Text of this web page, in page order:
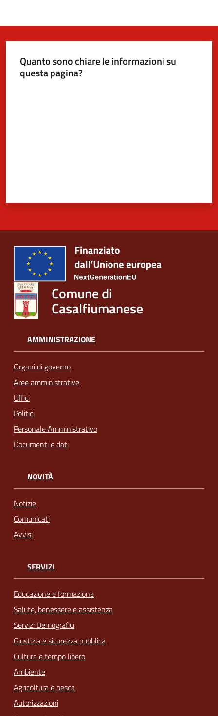
Quanto sono chiare le informazioni su
questa pagina?
Comune di
Casalfiumanese
AMMINISTRAZIONE
Organi di governo
Aree amministrative
Uffici
Politici
Personale Amministrativo
Documenti e dati
NOVITÀ
Notizie
Comunicati
Avvisi
SERVIZI
Educazione e formazione
Salute, benessere e assistenza
Servizi Demografici
Giustizia e sicurezza pubblica
Cultura e tempo libero
Ambiente
Agricoltura e pesca
Autorizzazioni